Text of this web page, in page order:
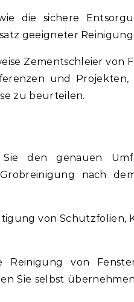
die sichere
geeigneter
Zementschleier von
und
zu beurteilen.
den genauen
nach
von Schutzfolien,
von
Sie selbst